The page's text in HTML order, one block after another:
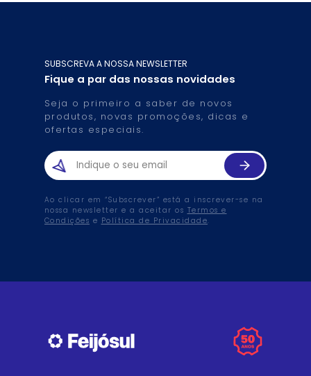
SUBSCREVA A NOSSA NEWSLETTER
Fique a par das nossas novidades
Seja o primeiro a saber de novos
produtos, novas promoções, dicas e
ofertas especiais.
Ao clicar em “Subscrever” está a inscrever-se na
nossa newsletter e a aceitar os Termos e
Condições e Política de Privacidade.